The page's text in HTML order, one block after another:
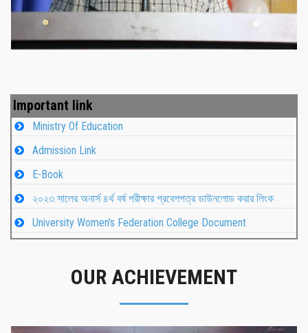
Important link
Ministry Of Education
Admission Link
E-Book
২০২৩ সালের অনার্স ৪র্থ বর্ষ পরীক্ষার প্রবেশপত্র ডাউনলোড করার লিংক
University Women's Federation College Document
OUR ACHIEVEMENT